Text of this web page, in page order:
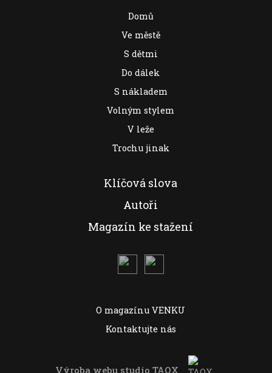
Domů
Ve městě
S dětmi
Do dálek
S nákladem
Volným stylem
V leže
Trochu jinak
Klíčová slova
Autoři
Magazín ke stažení
O magazínu VENKU
Kontaktujte nás
Výroba webu studio TAOX